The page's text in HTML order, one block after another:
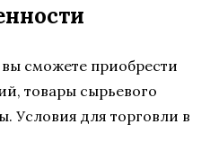
сможете приобрести
товары сырьевого
Условия для торговли в